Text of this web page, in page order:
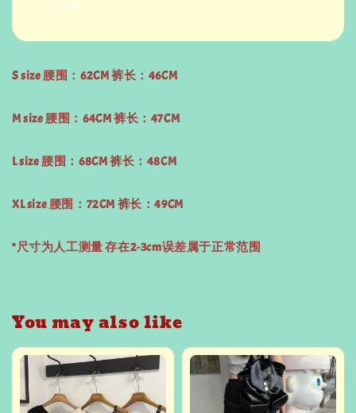
分享
S size 腰围：62CM 裤长：46CM
M size 腰围：64CM 裤长：47CM
L size 腰围：68CM 裤长：48CM
XL size 腰围：72CM 裤长：49CM
*尺寸为人工测量 存在2-3cm误差属于正常范围
You may also like